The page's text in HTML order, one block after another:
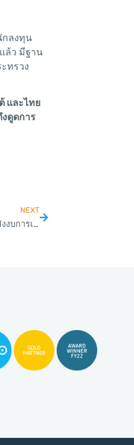
กลงทุน
ล้ว มีฐาน
ทรวง
และไทย
งดูดการ
NEXT
เตือนนิติบุคคล เช็กผู้ทำบัญชี ผู้สอบบัญชี มีตัวตนจริงหรือไม่ ก่อนส่งงบการเงิน